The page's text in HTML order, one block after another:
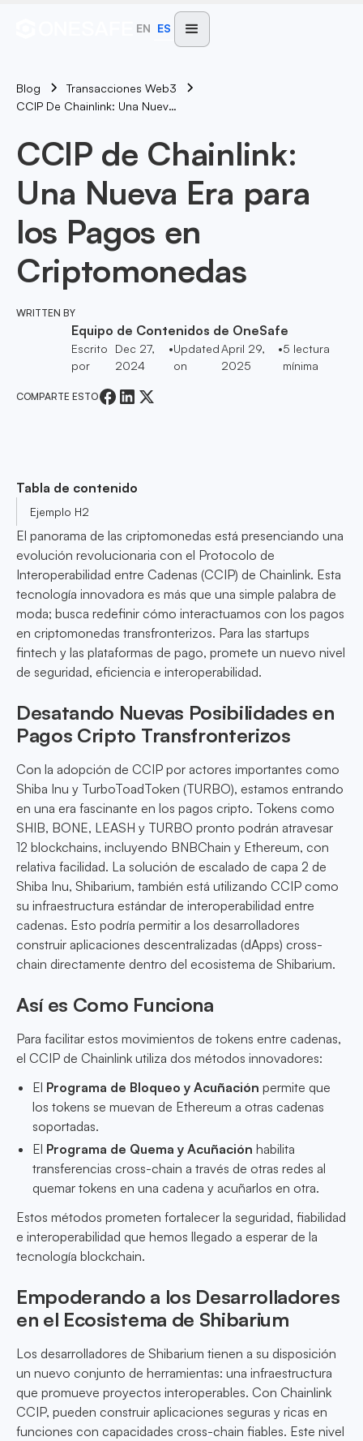
EN ES
Blog
Transacciones Web3
CCIP De Chainlink: Una Nueva Era Para Los Pagos En Criptomonedas
CCIP de Chainlink:
Una Nueva Era para
los Pagos en
Criptomonedas
WRITTEN BY
Equipo de Contenidos de OneSafe
Escrito
por
Dec 27,
2024
•Updated
on
April 29,
2025
•5 lectura
mínima
COMPARTE ESTO
Tabla de contenido
Ejemplo H2
El panorama de las criptomonedas está presenciando una
evolución revolucionaria con el Protocolo de
Interoperabilidad entre Cadenas (CCIP) de Chainlink. Esta
tecnología innovadora es más que una simple palabra de
moda; busca redefinir cómo interactuamos con los pagos
en criptomonedas transfronterizos. Para las startups
fintech y las plataformas de pago, promete un nuevo nivel
de seguridad, eficiencia e interoperabilidad.
Desatando Nuevas Posibilidades en
Pagos Cripto Transfronterizos
Con la adopción de CCIP por actores importantes como
Shiba Inu y TurboToadToken (TURBO), estamos entrando
en una era fascinante en los pagos cripto. Tokens como
SHIB, BONE, LEASH y TURBO pronto podrán atravesar
12 blockchains, incluyendo BNBChain y Ethereum, con
relativa facilidad. La solución de escalado de capa 2 de
Shiba Inu, Shibarium, también está utilizando CCIP como
su infraestructura estándar de interoperabilidad entre
cadenas. Esto podría permitir a los desarrolladores
construir aplicaciones descentralizadas (dApps) cross-
chain directamente dentro del ecosistema de Shibarium.
Así es Como Funciona
Para facilitar estos movimientos de tokens entre cadenas,
el CCIP de Chainlink utiliza dos métodos innovadores:
El Programa de Bloqueo y Acuñación permite que
los tokens se muevan de Ethereum a otras cadenas
soportadas.
El Programa de Quema y Acuñación habilita
transferencias cross-chain a través de otras redes al
quemar tokens en una cadena y acuñarlos en otra.
Estos métodos prometen fortalecer la seguridad, fiabilidad
e interoperabilidad que hemos llegado a esperar de la
tecnología blockchain.
Empoderando a los Desarrolladores
en el Ecosistema de Shibarium
Los desarrolladores de Shibarium tienen a su disposición
un nuevo conjunto de herramientas: una infraestructura
que promueve proyectos interoperables. Con Chainlink
CCIP, pueden construir aplicaciones seguras y ricas en
funciones con capacidades cross-chain fiables. Este nivel